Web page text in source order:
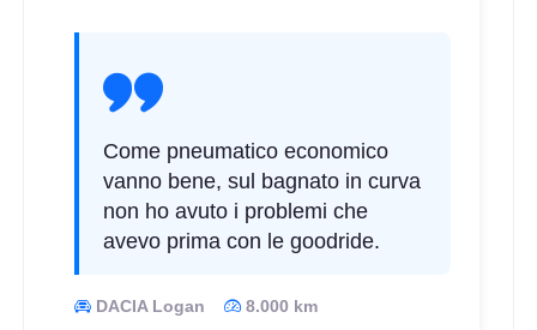
Come pneumatico economico
vanno bene, sul bagnato in curva
non ho avuto i problemi che
avevo prima con le goodride.
DACIA Logan 8.000 km